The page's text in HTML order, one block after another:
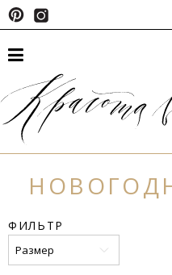
ФИЛЬТР
Размер